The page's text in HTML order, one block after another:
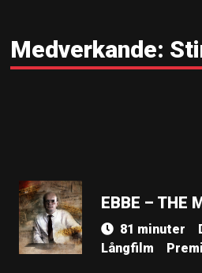
Medverkande:
EBBE – THE
81 minuter
Långfilm